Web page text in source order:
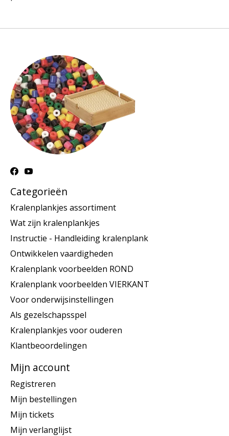
Categorieën
Kralenplankjes assortiment
Wat zijn kralenplankjes
Instructie - Handleiding kralenplank
Ontwikkelen vaardigheden
Kralenplank voorbeelden ROND
Kralenplank voorbeelden VIERKANT
Voor onderwijsinstellingen
Als gezelschapsspel
Kralenplankjes voor ouderen
Klantbeoordelingen
Mijn account
Registreren
Mijn bestellingen
Mijn tickets
Mijn verlanglijst